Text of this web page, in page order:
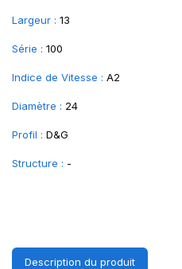
Largeur : 13
Série : 100
Indice de Vitesse : A2
Diamètre : 24
Profil : D&G
Structure : -
Description du produit